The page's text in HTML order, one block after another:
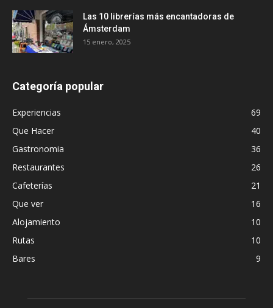
Las 10 librerías más encantadoras de
Ámsterdam
15 enero, 2025
Categoría popular
Experiencias
69
Que Hacer
40
Gastronomia
36
Restaurantes
26
Cafeterías
21
Que ver
16
Alojamiento
10
Rutas
10
Bares
9